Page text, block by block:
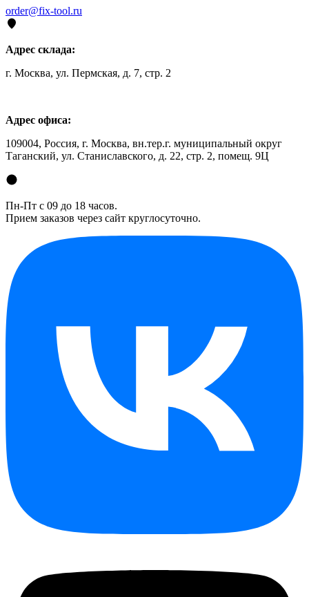
order@fix-tool.ru
Адрес склада:
г. Москва, ул. Пермская, д. 7, стр. 2
Адрес офиса:
109004, Россия, г. Москва, вн.тер.г. муниципальный округ
Таганский, ул. Станиславского, д. 22, стр. 2, помещ. 9Ц
Пн-Пт с 09 до 18 часов.
Прием заказов через сайт круглосуточно.